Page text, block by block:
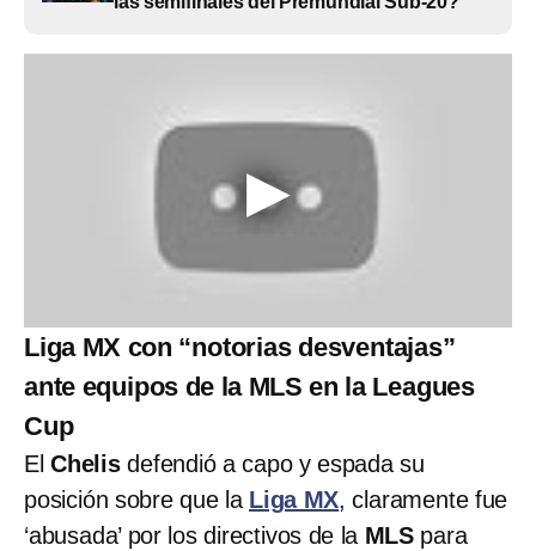
Liga MX con “notorias desventajas”
ante equipos de la MLS en la Leagues
Cup
El Chelisdefendió a capo y espada su
posición sobre que la Liga MX, claramente fue
‘abusada’ por los directivos de la MLS para